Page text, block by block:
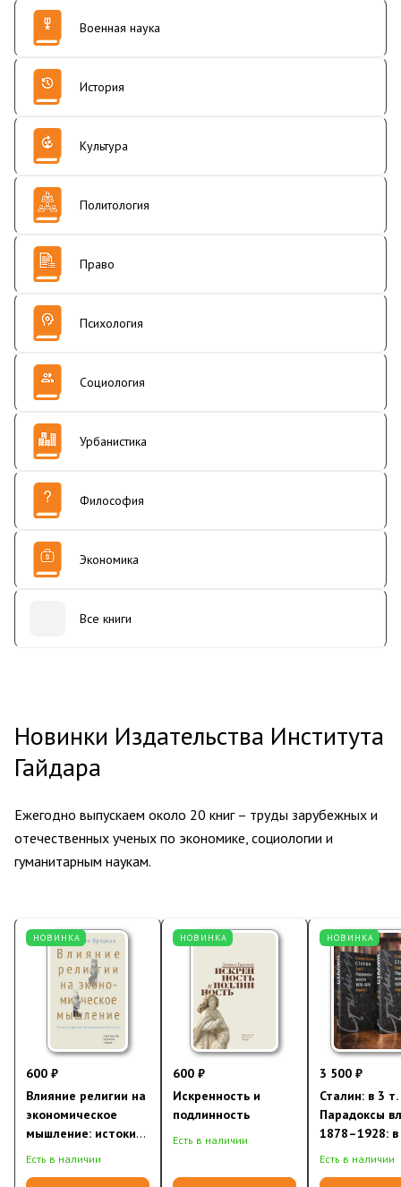
Военная наука
История
Культура
Политология
Право
Психология
Социология
Урбанистика
Философия
Экономика
Все книги
Новинки Издательства Института
Гайдара
Ежегодно выпускаем около 20 книг – труды зарубежных и
отечественных ученых по экономике, социологии и
гуманитарным наукам.
НОВИНКА
600 ₽
Влияние религии на
экономическое
мышление: истоки
современной
Есть в наличии
НОВИНКА
600 ₽
Искренность и
подлинность
Есть в наличии
НОВИНКА
3 500 ₽
Сталин: в 3
Парадоксы
1878–1928: в
(2026)
Есть в наличии